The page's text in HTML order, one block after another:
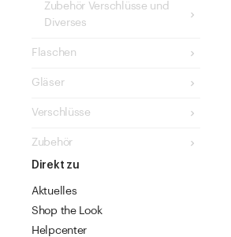
Zubehör Verschlüsse und
Diverses
Flaschen
Gläser
Verschlüsse
Zubehör
Direkt zu
Aktuelles
Shop the Look
Helpcenter